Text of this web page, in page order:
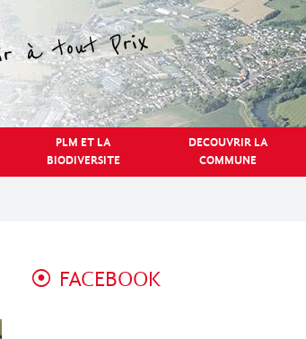
PLM ET LA
BIODIVERSITE
DECOUVRIR LA
COMMUNE
FACEBOOK